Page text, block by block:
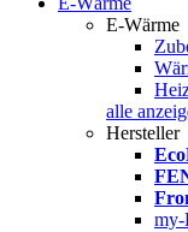
E-Wärme
alle
Hersteller